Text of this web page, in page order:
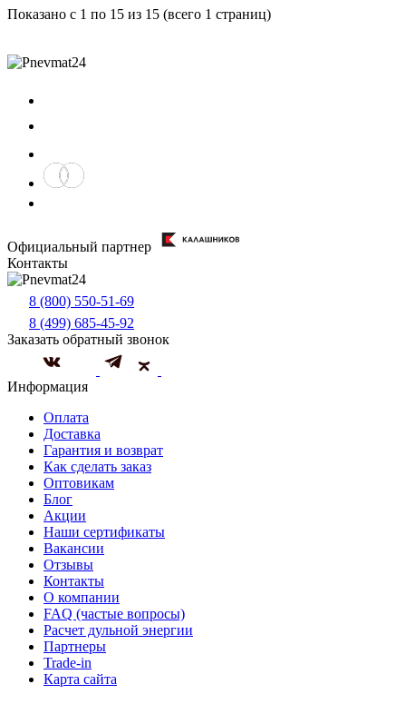
Показано с 1 по 15 из 15 (всего 1 страниц)
Официальный партнер
Контакты
8 (800) 550-51-69
8 (499) 685-45-92
Заказать обратный звонок
Информация
Оплата
Доставка
Гарантия и возврат
Как сделать заказ
Оптовикам
Блог
Акции
Наши сертификаты
Вакансии
Отзывы
Контакты
О компании
FAQ (частые вопросы)
Расчет дульной энергии
Партнеры
Trade-in
Карта сайта